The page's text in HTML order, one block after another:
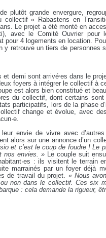
plutôt grande envergure,
« Rabastens en
Le projet a été monté en
avec le Comité Ouvrier pour
pour 4 logements en location.
y retrouve un tiers de personnes
demi sont arrivé⸱es dans le
foyers à intégrer le collectif à
est alors bien constitué et
du collectif, dont certains sont
participatifs, lors de la phase
change et évolue, avec
envie de vivre avec
alors sur une annonce d’un
et c’est le coup de foudre ! Le
nos envies. » Le couple suit
: ils visitent le terrain
marrainés par un foyer déjà
de travail du projet. « Nous
non dans le collectif. Ces six
: cela demande la rigueur,